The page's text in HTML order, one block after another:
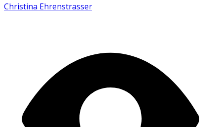
Christina Ehrenstrasser